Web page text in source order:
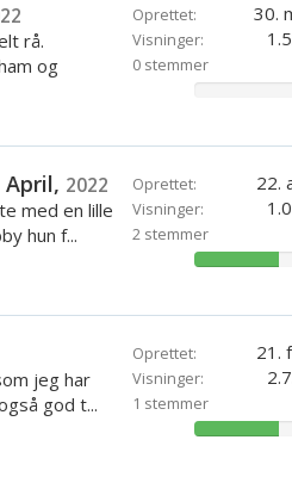
rå.
og
Oprettet: 30.
Visninger:
0 stemmer
2022
med en lille
hun f...
Oprettet: 22.
Visninger:
2 stemmer
jeg har
god t...
Oprettet: 21.
Visninger:
1 stemmer